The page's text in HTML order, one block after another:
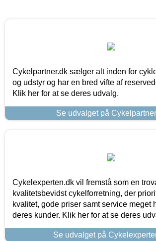
Cykelpartner.dk sælger alt inden for
og udstyr og har en bred vifte af
Klik her for at se deres udvalg.
Se udvalget på
Cykelexperten.dk vil fremstå som en
kvalitetsbevidst cykelforretning, der
kvalitet, gode priser samt service meget
deres kunder. Klik her for at se deres
Se udvalget på